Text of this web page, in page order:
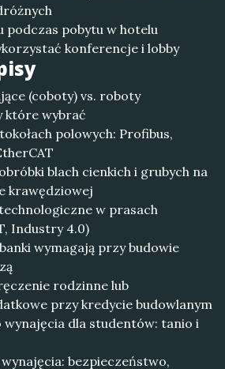
podczas pobytu w hotelu
konferencje i lobby
(coboty) vs. roboty
które wybrać
polowych: Profibus,
blach cienkich i grubych na
krawędziowej
w prasach
Industry 4.0)
wymagają przy budowie
rodzinne lub
przy kredycie budowlanym
wynajęcia dla studentów: tanio i
bezpieczeństwo,